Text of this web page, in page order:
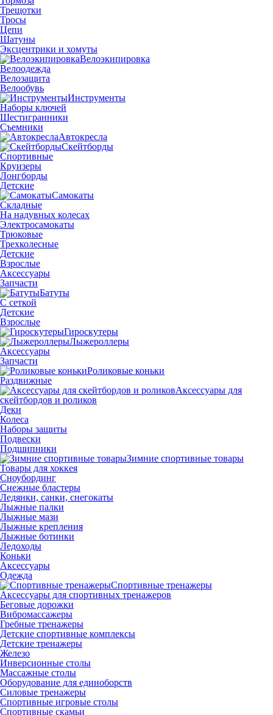
Трещотки
Тросы
Цепи
Шатуны
Эксцентрики и хомуты
Велоэкипировка
Велоодежда
Велозащита
Велообувь
Инструменты
Наборы ключей
Шестигранники
Съемники
Автокресла
Скейтборды
Спортивные
Круизеры
Лонгборды
Детские
Самокаты
Складные
На надувных колесах
Электросамокаты
Трюковые
Трехколесные
Детские
Взрослые
Аксессуары
Запчасти
Батуты
С сеткой
Детские
Взрослые
Гироскутеры
Лыжероллеры
Аксессуары
Запчасти
Роликовые коньки
Раздвижные
Аксессуары для
скейтбордов и роликов
Деки
Колеса
Наборы защиты
Подвески
Подшипники
Зимние спортивные товары
Товары для хоккея
Сноубординг
Снежные бластеры
Ледянки, санки, снегокаты
Лыжные палки
Лыжные мази
Лыжные крепления
Лыжные ботинки
Ледоходы
Коньки
Аксессуары
Одежда
Спортивные тренажеры
Аксессуары для спортивных тренажеров
Беговые дорожки
Вибромассажеры
Гребные тренажеры
Детские спортивные комплексы
Детские тренажеры
Железо
Инверсионные столы
Массажные столы
Оборудование для единоборств
Силовые тренажеры
Спортивные игровые столы
Спортивные скамьи